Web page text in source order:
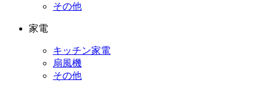
その他
家電
キッチン家電
扇風機
その他